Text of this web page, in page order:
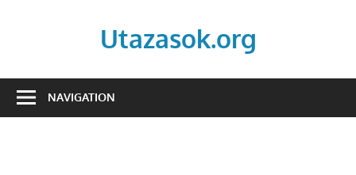
Utazasok.org
NAVIGATION